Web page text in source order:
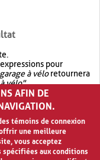
pour
garage à véloretournera
vélo".
OR.garage OR vélo
garage à vélo
AFIN DE
témoins de connexion
une meilleure
vous acceptez
aux conditions